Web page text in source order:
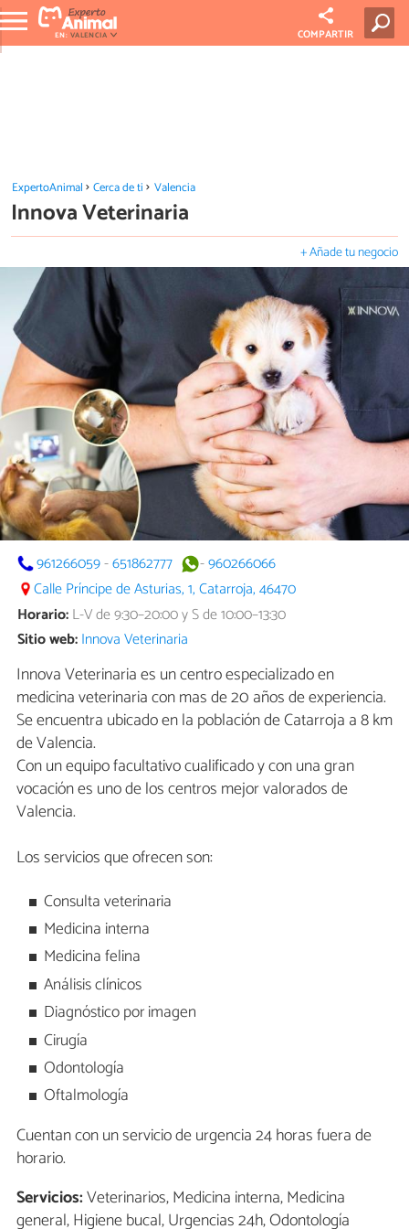
EN: VALENCIA COMPARTIR
ExpertoAnimal Cerca de ti Valencia
Innova Veterinaria
+ Añade tu negocio
961266059-651862777 -960266066
Calle Príncipe de Asturias, 1, Catarroja, 46470
Horario:L-V de 9:30–20:00 y S de 10:00–13:30
Sitio web:Innova Veterinaria
Innova Veterinaria es un centro especializado en
medicina veterinaria con mas de 20 años de experiencia.
Se encuentra ubicado en la población de Catarroja a 8 km
de Valencia.
Con un equipo facultativo cualificado y con una gran
vocación es uno de los centros mejor valorados de
Valencia.
Los servicios que ofrecen son:
Consulta veterinaria
Medicina interna
Medicina felina
Análisis clínicos
Diagnóstico por imagen
Cirugía
Odontología
Oftalmología
Cuentan con un servicio de urgencia 24 horas fuera de
horario.
Servicios:Veterinarios, Medicina interna, Medicina
general, Higiene bucal, Urgencias 24h, Odontología